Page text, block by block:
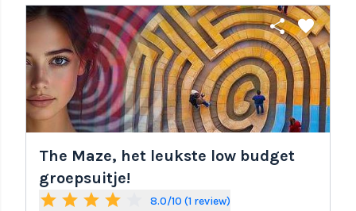
share favorite
The Maze, het leukste low budget
groepsuitje!
star star star star 8.0/10 (1 review)